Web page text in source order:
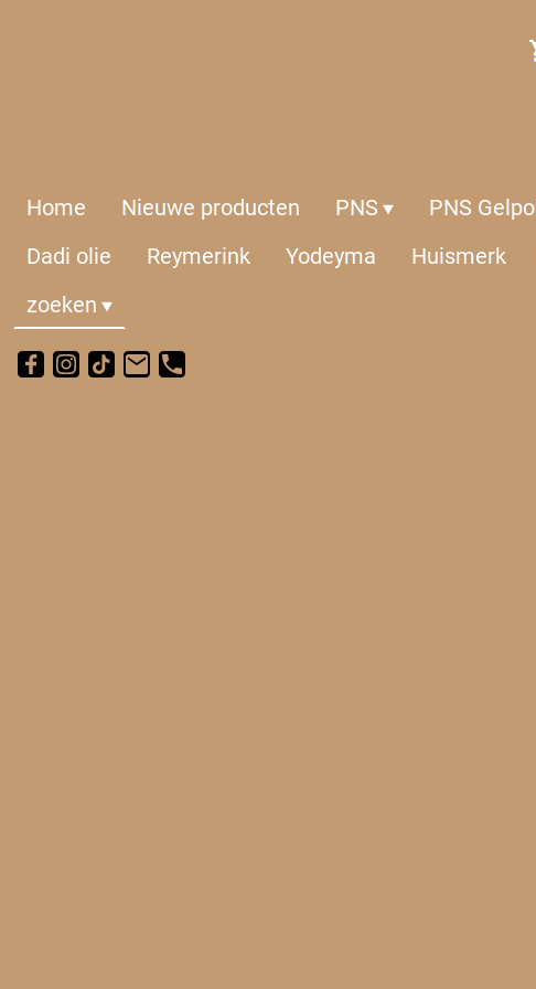
Home Nieuwe producten PNS PNS
Dadi olie
Reymerink Yodeyma Huismerk
zoeken